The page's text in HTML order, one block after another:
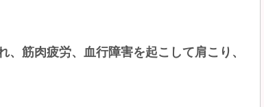
筋肉疲労、血行障害を起こして肩こり、